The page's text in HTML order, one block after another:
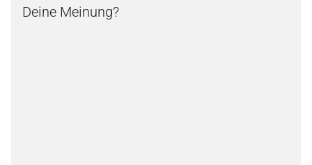
Deine Meinung?